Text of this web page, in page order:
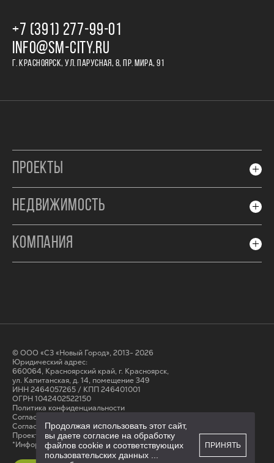
+7 (391) 277‒99‒01
INFO@SM-CITY.RU
Г. КРАСНОЯРСК, УЛ. ПАРУСНАЯ, 8, ПР. МИРА, 91
ПРОЕКТЫ
НЕДВИЖИМОСТЬ
КОМПАНИЯ
© ООО «СЗ «Новый Город», 2013- 2026
Юридический адрес:
660064, Красноярский край, г. Красноярск,
ул. Капитанская, д. 14, помещение 349
ИНН 2464057265 / КПП 246401001
ОГРН 1042402522150
Политика конфиденциальности
Согласие на обработку персональных данных
Cогласие на получение рассылки
Проектные декларации на сайте наш.дом.рф
*Информация на сайте не является публичной офертой
Продолжая использовать этот сайт,
вы даете согласие на обработку
файлов cookie и соответствующих
пользовательских данных
ПРИНЯТЬ